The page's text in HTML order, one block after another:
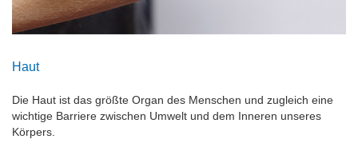
Haut
Die Haut ist das größte Organ des Menschen und zugleich eine
wichtige Barriere zwischen Umwelt und dem Inneren unseres
Körpers.